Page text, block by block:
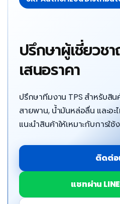
ปรึกษาผู้เชี่ยวช
เสนอราคา
ปรึกษาทีมงาน TPS สำหรับสิน
สายพาน, น้ำมันหล่อลื่น และอ
แนะนำสินค้าให้เหมาะกับการใช้
ติดต่อ
แชทผ่าน